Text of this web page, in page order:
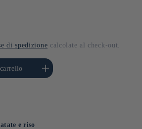
di spedizione calcolate al check-out.
quantità per Default
Title
e riso